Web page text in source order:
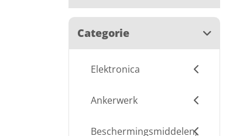
Categorie
Elektronica
Ankerwerk
Beschermingsmiddelen,